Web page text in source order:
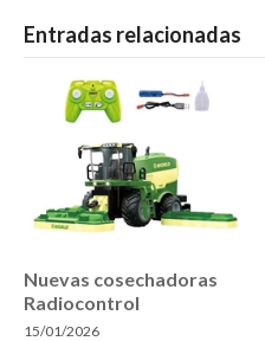
Entradas relacionadas
Nuevas cosechadoras
Radiocontrol
15/01/2026